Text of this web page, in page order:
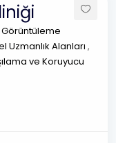
Görüntüleme
Uzmanlık Alanları ,
ve Koruyucu